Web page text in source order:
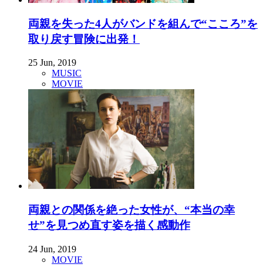
両親を失った4人がバンドを組んで“こころ”を
取り戻す冒険に出発！
25 Jun, 2019
MUSIC
MOVIE
両親との関係を絶った女性が、“本当の幸
せ”を見つめ直す姿を描く感動作
24 Jun, 2019
MOVIE